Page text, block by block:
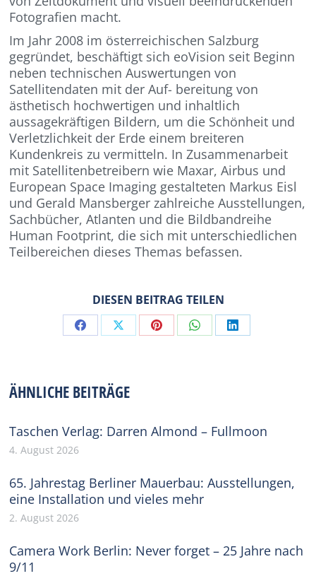
Fotografien macht.
Im Jahr 2008 im österreichischen Salzburg
gegründet, beschäftigt sich eoVision seit Beginn
neben technischen Auswertungen von
Satellitendaten mit der Auf- bereitung von
ästhetisch hochwertigen und inhaltlich
aussagekräftigen Bildern, um die Schönheit und
Verletzlichkeit der Erde einem breiteren
Kundenkreis zu vermitteln. In Zusammenarbeit
mit Satellitenbetreibern wie Maxar, Airbus und
European Space Imaging gestalteten Markus Eisl
und Gerald Mansberger zahlreiche Ausstellungen,
Sachbücher, Atlanten und die Bildbandreihe
Human Footprint, die sich mit unterschiedlichen
Teilbereichen dieses Themas befassen.
DIESEN BEITRAG TEILEN
Share Share Share Share Share
ÄHNLICHE BEITRÄGE
Taschen Verlag: Darren Almond – Fullmoon
4. August 2026
65. Jahrestag Berliner Mauerbau: Ausstellungen,
eine Installation und vieles mehr
2. August 2026
Camera Work Berlin: Never forget – 25 Jahre nach
9/11